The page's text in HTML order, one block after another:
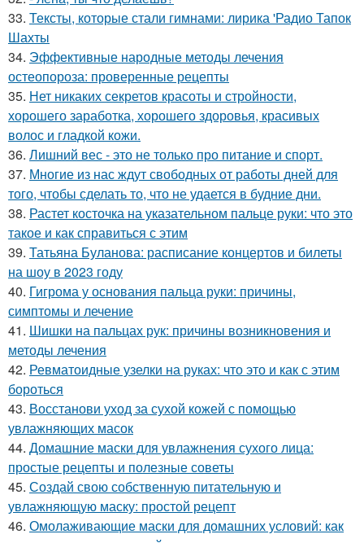
33. Тексты, которые стали гимнами: лирика 'Радио Тапок
Шахты
34. Эффективные народные методы лечения
остеопороза: проверенные рецепты
35. Нет никаких секретов красоты и стройности,
хорошего заработка, хорошего здоровья, красивых
волос и гладкой кожи.
36. Лишний вес - это не только про питание и спорт.
37. Многие из нас ждут свободных от работы дней для
того, чтобы сделать то, что не удается в будние дни.
38. Растет косточка на указательном пальце руки: что это
такое и как справиться с этим
39. Татьяна Буланова: расписание концертов и билеты
на шоу в 2023 году
40. Гигрома у основания пальца руки: причины,
симптомы и лечение
41. Шишки на пальцах рук: причины возникновения и
методы лечения
42. Ревматоидные узелки на руках: что это и как с этим
бороться
43. Восстанови уход за сухой кожей с помощью
увлажняющих масок
44. Домашние маски для увлажнения сухого лица:
простые рецепты и полезные советы
45. Создай свою собственную питательную и
увлажняющую маску: простой рецепт
46. Омолаживающие маски для домашних условий: как